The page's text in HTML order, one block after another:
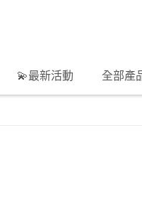
💫最新活動 全部產